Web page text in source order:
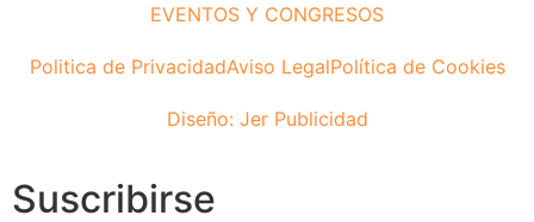
EVENTOS Y CONGRESOS
Politica de PrivacidadAviso LegalPolítica de Cookies
Diseño: Jer Publicidad
Suscribirse